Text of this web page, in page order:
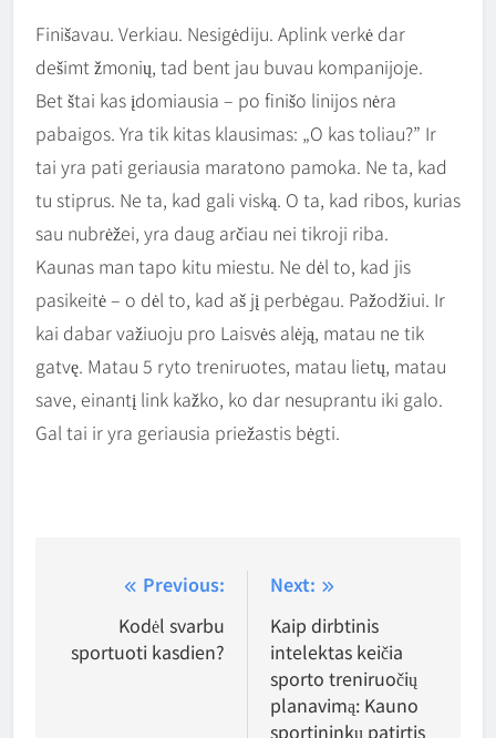
Finišavau. Verkiau. Nesigėdiju. Aplink verkė dar
dešimt žmonių, tad bent jau buvau kompanijoje.
Bet štai kas įdomiausia – po finišo linijos nėra
pabaigos. Yra tik kitas klausimas: „O kas toliau?” Ir
tai yra pati geriausia maratono pamoka. Ne ta, kad
tu stiprus. Ne ta, kad gali viską. O ta, kad ribos, kurias
sau nubrėžei, yra daug arčiau nei tikroji riba.
Kaunas man tapo kitu miestu. Ne dėl to, kad jis
pasikeitė – o dėl to, kad aš jį perbėgau. Pažodžiui. Ir
kai dabar važiuoju pro Laisvės alėją, matau ne tik
gatvę. Matau 5 ryto treniruotes, matau lietų, matau
save, einantį link kažko, ko dar nesuprantu iki galo.
Gal tai ir yra geriausia priežastis bėgti.
Navigacija
įrašų
Previous:
Kodėl svarbu
sportuoti kasdien?
Next:
Kaip dirbtinis
intelektas keičia
sporto treniruočių
planavimą: Kauno
sportininkų patirtis